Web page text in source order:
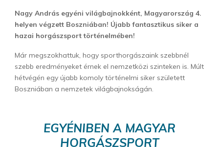
Nagy András egyéni világbajnokként, Magyarország 4.
helyen végzett Boszniában! Újabb fantasztikus siker a
hazai horgászsport történelmében!
Már megszokhattuk, hogy sporthorgászaink szebbnél
szebb eredményeket érnek el nemzetközi szinteken is. Múlt
hétvégén egy újabb komoly történelmi siker született
Boszniában a nemzetek világbajnokságán.
EGYÉNIBEN A MAGYAR
HORGÁSZSPORT